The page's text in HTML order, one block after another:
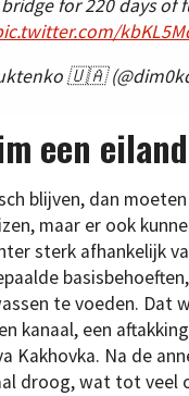
for 220 days of
🇺🇦
een
blijven, dan moeten
maar er ook
sterk afhankelijk
te voeden. Dat
kanaal, een
Kakhovka. Na de
droog, wat tot veel